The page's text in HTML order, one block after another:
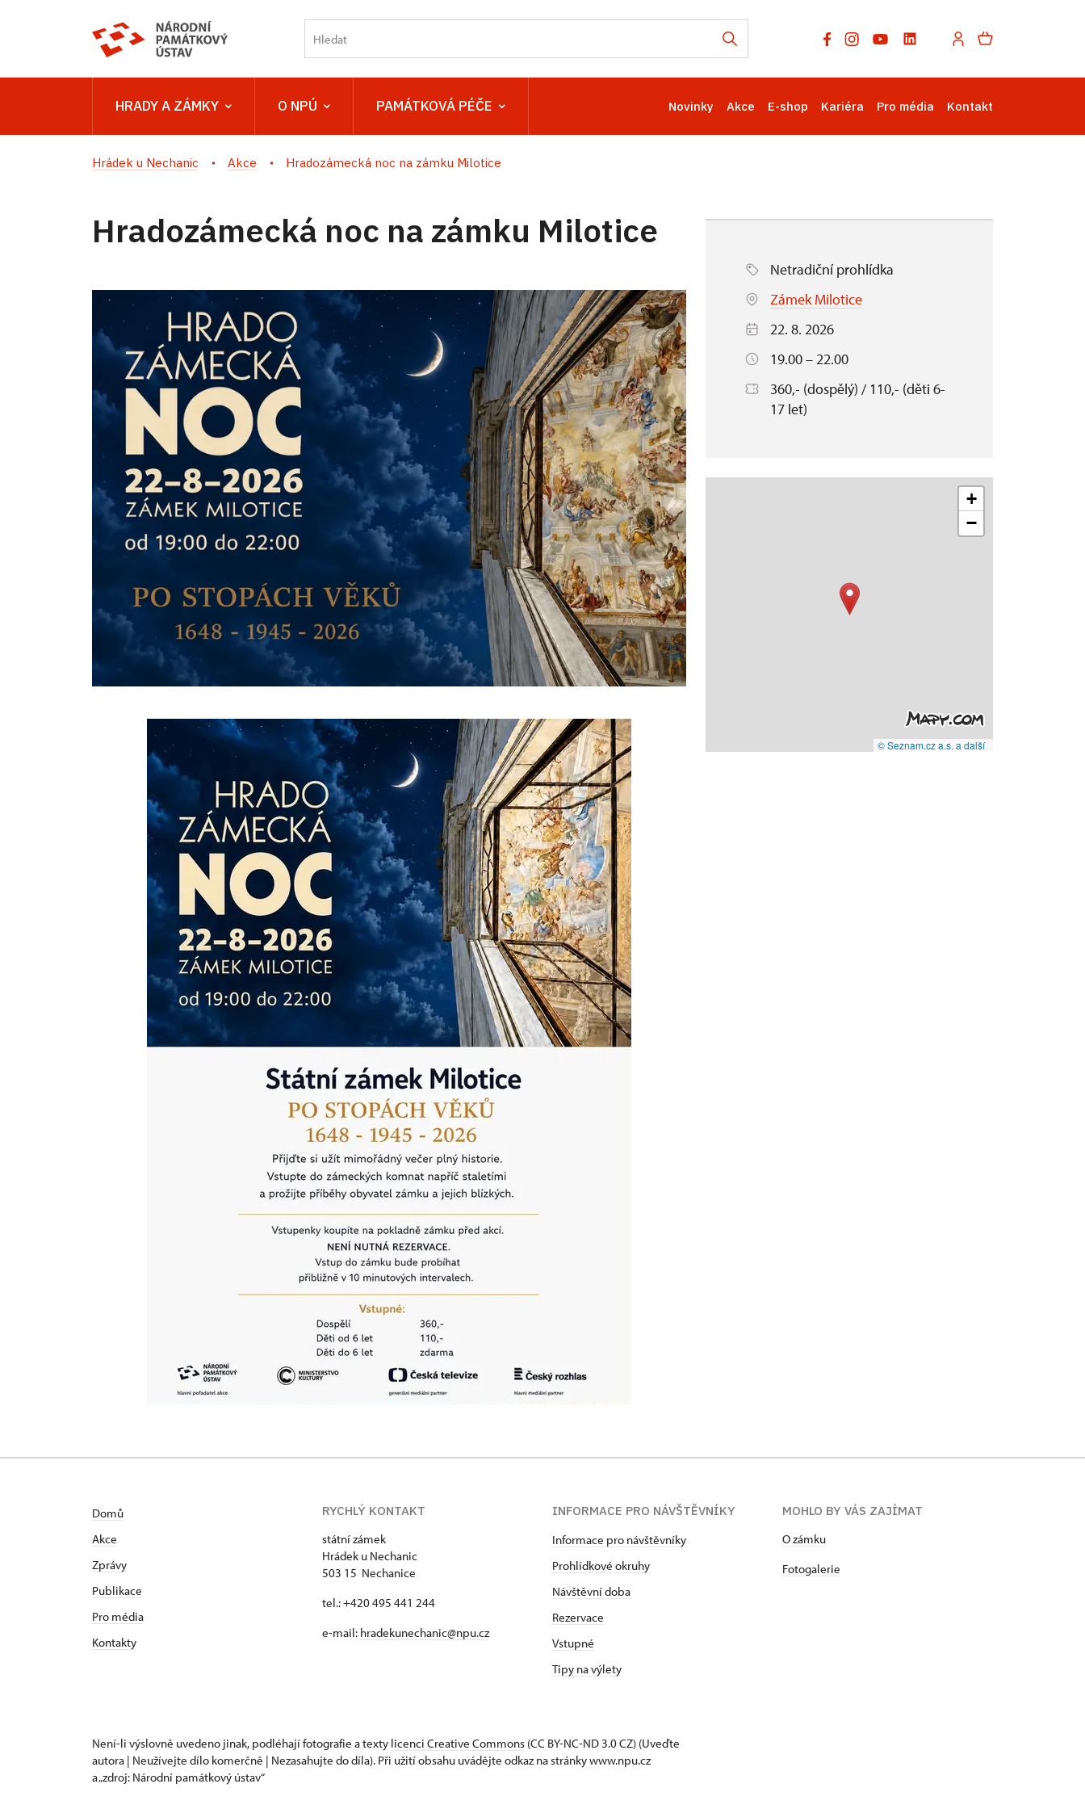
HRADY A ZÁMKY O NPÚ PAMÁTKOVÁ PÉČE Novinky Akce E-shop Kariéra Pro média Kontakt
Hrádek u Nechanic Akce Hradozámecká noc na zámku Milotice
Hradozámecká noc na zámku Milotice
Netradiční prohlídka
Zámek Milotice
22. 8. 2026
19.00 – 22.00
360,- (dospělý) / 110,- (děti 6-
17 let)
+
−
© Seznam.cz a.s. a další
Domů
Akce
Zprávy
Publikace
Pro média
Kontakty
RYCHLÝ KONTAKT
státní zámek
Hrádek u Nechanic
503 15 Nechanice
tel.: +420 495 441 244
e-mail: hradekunechanic@npu.cz
INFORMACE PRO NÁVŠTĚVNÍKY
Informace pro návštěvníky
Prohlídkové okruhy
Návštěvní doba
Rezervace
Vstupné
Tipy na výlety
MOHLO BY VÁS ZAJÍMAT
O zámku
Fotogalerie
Není-li výslovně uvedeno jinak, podléhají fotografie a texty licenci Creative Commons (CC BY-NC-ND 3.0 CZ) (Uveďte
autora | Neužívejte dílo komerčně | Nezasahujte do díla). Při užití obsahu uvádějte odkaz na stránky www.npu.cz
a „zdroj: Národní památkový ústav“